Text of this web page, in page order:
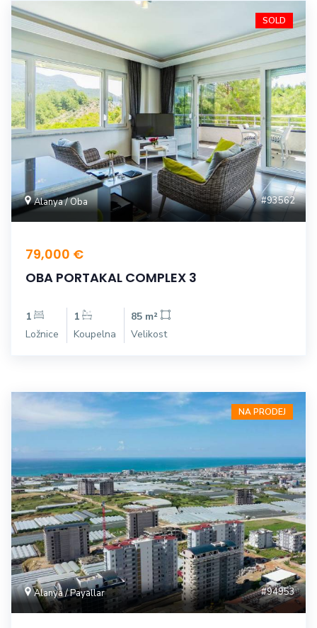
SOLD
Alanya / Oba #93562
79,000 €
OBA PORTAKAL COMPLEX 3
1
Ložnice
1
Koupelna
85 m²
Velikost
NA PRODEJ
Alanya / Payallar #94953